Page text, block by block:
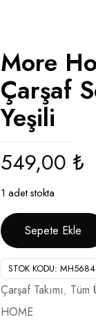
More
Çarşaf
Yeşili
549,00 ₺
1 adet stokta
Sepete Ekle
STOK KODU:
Çarşaf Takımı, Tüm
HOME